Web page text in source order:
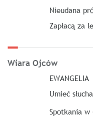
Nieudana
Zapłacą za
Wiara Ojców
EWANGELIA
Umieć
Spotkania w